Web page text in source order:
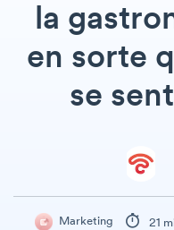
la
en sorte
se
Marketing 21